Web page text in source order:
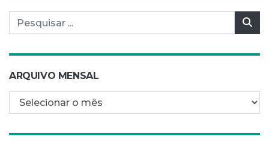
Pesquisar por:
ARQUIVO MENSAL
Arquivo mensal